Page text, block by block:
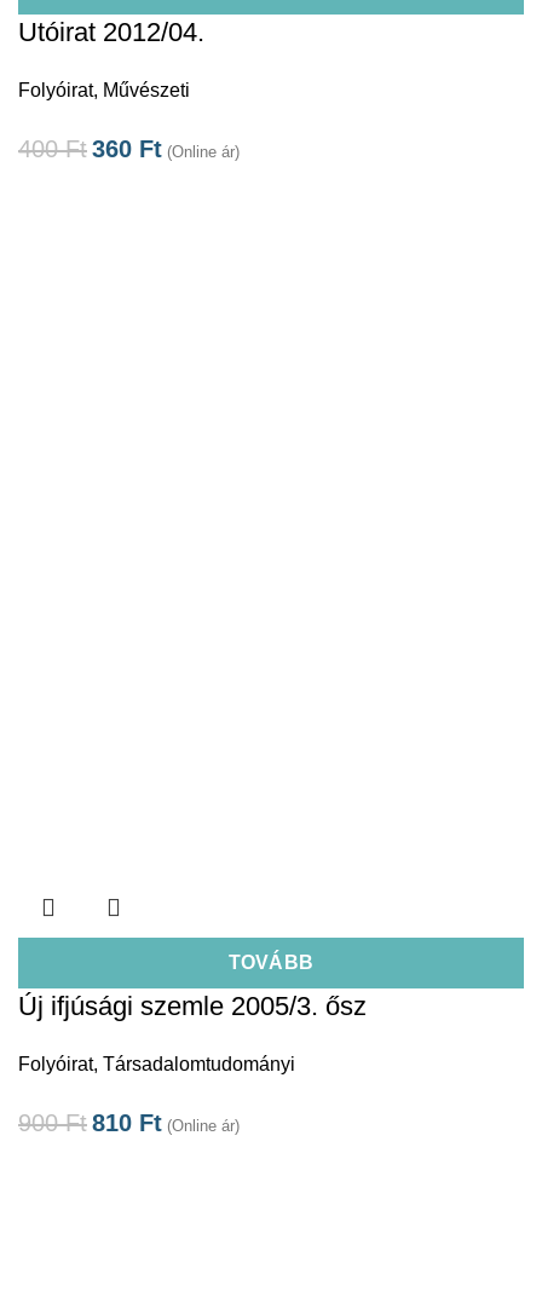
Utóirat 2012/04.
Folyóirat, Művészeti
400Ft360 Ft (Online ár)
TOVÁBB
Új ifjúsági szemle 2005/3. ősz
Folyóirat, Társadalomtudományi
900Ft810 Ft (Online ár)